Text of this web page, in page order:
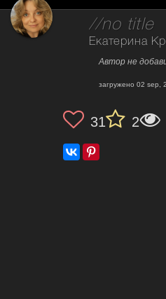
//no title
Екатерина
Автор не
загружено 02 sep,
31 2